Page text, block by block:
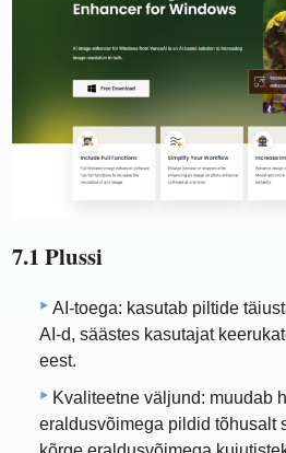
7.1 Plussi
AI-toega: kasutab piltide
AI-d, säästes kasutajat
eest.
Kvaliteetne väljund: muudab
eraldusvõimega pildid tõhusalt